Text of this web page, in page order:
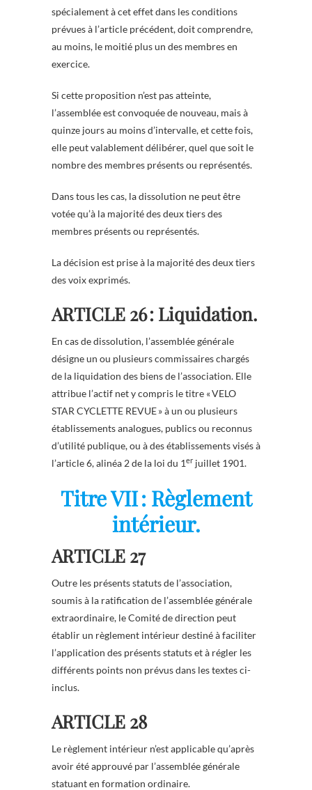
spécialement à cet effet dans les conditions
prévues à l’article précédent, doit comprendre,
au moins, le moitié plus un des membres en
exercice.
Si cette proposition n’est pas atteinte,
l’assemblée est convoquée de nouveau, mais à
quinze jours au moins d’intervalle, et cette fois,
elle peut valablement délibérer, quel que soit le
nombre des membres présents ou représentés.
Dans tous les cas, la dissolution ne peut être
votée qu’à la majorité des deux tiers des
membres présents ou représentés.
La décision est prise à la majorité des deux tiers
des voix exprimés.
ARTICLE 26 : Liquidation.
En cas de dissolution, l’assemblée générale
désigne un ou plusieurs commissaires chargés
de la liquidation des biens de l’association. Elle
attribue l’actif net y compris le titre « VELO
STAR CYCLETTE REVUE » à un ou plusieurs
établissements analogues, publics ou reconnus
d’utilité publique, ou à des établissements visés à
l’article 6, alinéa 2 de la loi du 1er juillet 1901.
Titre VII : Règlement
intérieur.
ARTICLE 27
Outre les présents statuts de l’association,
soumis à la ratification de l’assemblée générale
extraordinaire, le Comité de direction peut
établir un règlement intérieur destiné à faciliter
l’application des présents statuts et à régler les
différents points non prévus dans les textes ci-
inclus.
ARTICLE 28
Le règlement intérieur n’est applicable qu’après
avoir été approuvé par l’assemblée générale
statuant en formation ordinaire.